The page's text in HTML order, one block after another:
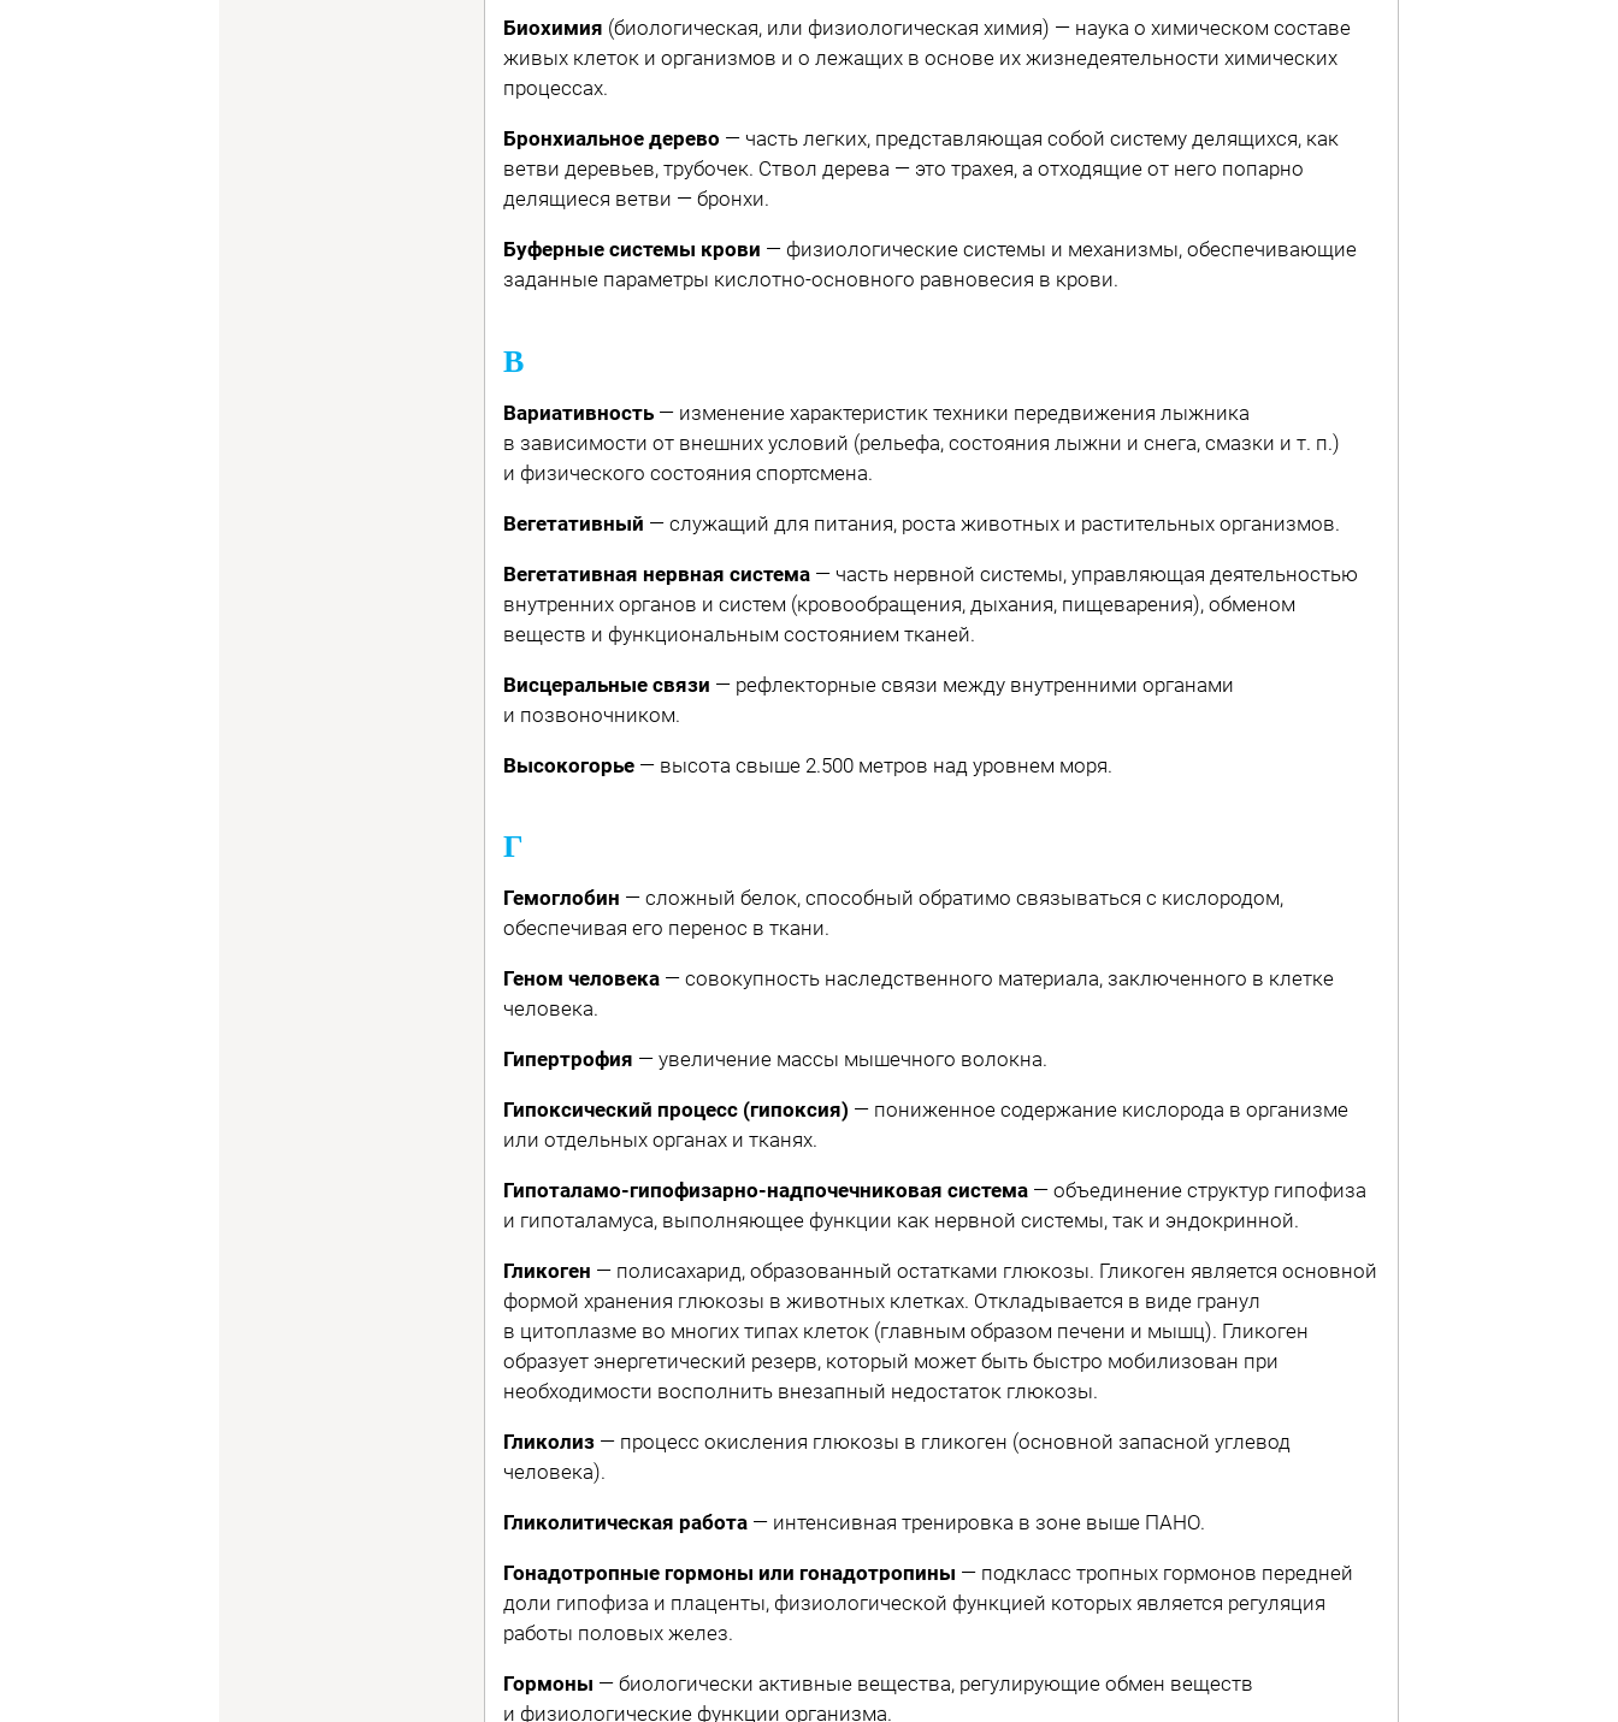
Биохимия (биологическая, или физиологическая химия) — наука о химическом составе
живых клеток и организмов и о лежащих в основе их жизнедеятельности химических
процессах.
Бронхиальное дерево — часть легких, представляющая собой систему делящихся, как
ветви деревьев, трубочек. Ствол дерева — это трахея, а отходящие от него попарно
делящиеся ветви — бронхи.
Буферные системы крови — физиологические системы и механизмы, обеспечивающие
заданные параметры кислотно-основного равновесия в крови.
В
Вариативность — изменение характеристик техники передвижения лыжника
в зависимости от внешних условий (рельефа, состояния лыжни и снега, смазки и т. п.)
и физического состояния спортсмена.
Вегетативный — служащий для питания, роста животных и растительных организмов.
Вегетативная нервная система — часть нервной системы, управляющая деятельностью
внутренних органов и систем (кровообращения, дыхания, пищеварения), обменом
веществ и функциональным состоянием тканей.
Висцеральные связи — рефлекторные связи между внутренними органами
и позвоночником.
Высокогорье — высота свыше 2.500 метров над уровнем моря.
Г
Гемоглобин — сложный белок, способный обратимо связываться с кислородом,
обеспечивая его перенос в ткани.
Геном человека — совокупность наследственного материала, заключенного в клетке
человека.
Гипертрофия — увеличение массы мышечного волокна.
Гипоксический процесс (гипоксия) — пониженное содержание кислорода в организме
или отдельных органах и тканях.
Гипоталамо-гипофизарно-надпочечниковая система — объединение структур гипофиза
и гипоталамуса, выполняющее функции как нервной системы, так и эндокринной.
Гликоген — полисахарид, образованный остатками глюкозы. Гликоген является основной
формой хранения глюкозы в животных клетках. Откладывается в виде гранул
в цитоплазме во многих типах клеток (главным образом печени и мышц). Гликоген
образует энергетический резерв, который может быть быстро мобилизован при
необходимости восполнить внезапный недостаток глюкозы.
Гликолиз — процесс окисления глюкозы в гликоген (основной запасной углевод
человека).
Гликолитическая работа — интенсивная тренировка в зоне выше ПАНО.
Гонадотропные гормоны или гонадо­тропины — подкласс тропных гор­монов передней
доли гипофиза и плаценты, физиологической функцией которых является регуляция
работы половых желез.
Гормоны — биологически активные вещества, регулирующие обмен веществ
и физиологические функции организма.